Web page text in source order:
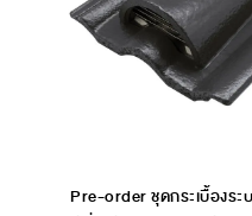
Pre-order ชุดกระเบื้องระ